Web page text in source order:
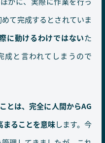
て完成するとされていま
に動けるわけではないた
成と言われてしまうので
とは、完全に人間からAG
まることを意味します。今